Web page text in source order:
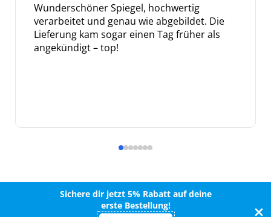
Wunderschöner Spiegel, hochwertig
verarbeitet und genau wie abgebildet. Die
Lieferung kam sogar einen Tag früher als
angekündigt – top!
Sichere dir jetzt 5% Rabatt auf deine
erste Bestellung!